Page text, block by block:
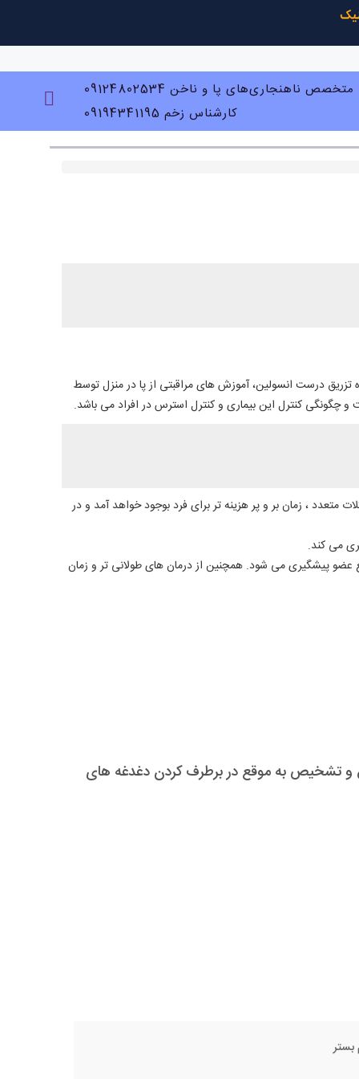
متخصص ناهنجاری‌های پا و ناخن 09124802534
کارشناس زخم 09194341195
درست انسولین، آموزش های مراقبتی از پا در منزل توسط
کنترل این بیماری و کنترل استرس در افراد می باشد.
، زمان بر و پر هزینه تر برای فرد بوجود خواهد آمد و در
می کند.
عضو پیشگیری می شود. همچنین از درمان های طولانی تر و زمان
و تشخیص به موقع در برطرف کردن دغدغه های